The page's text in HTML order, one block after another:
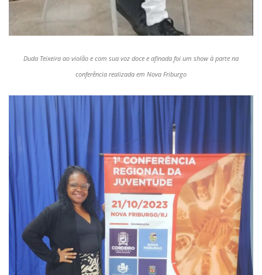
Duda Teixeira ao violão e com sua voz doce e afinada foi um show à parte na
conferência realizada em Nova Friburgo